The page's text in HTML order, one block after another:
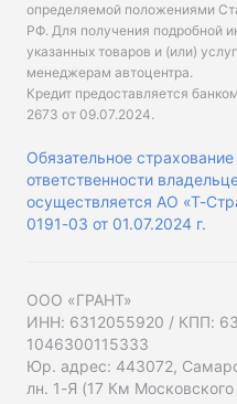
определяемой положениями
РФ. Для получения подробной
указанных товаров и (или)
менеджерам автоцентра.
Кредит предоставляется
2673 от 09.07.2024.
Обязательное
ответственности
осуществляется АО «Т-
0191-03 от 01.07.2024 г.
ООО «ГРАНТ»
ИНН: 6312055920 / КПП:
1046300115333
Юр. адрес: 443072,
лн. 1-Я (17 Км